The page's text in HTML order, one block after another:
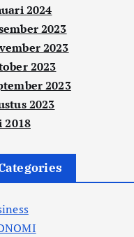
2024
2023
2023
2023
2023
2023
2018